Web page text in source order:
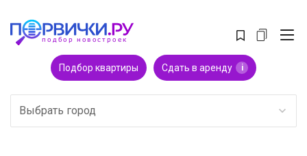
Подбор квартиры Сдать в аренду i
Выбрать город